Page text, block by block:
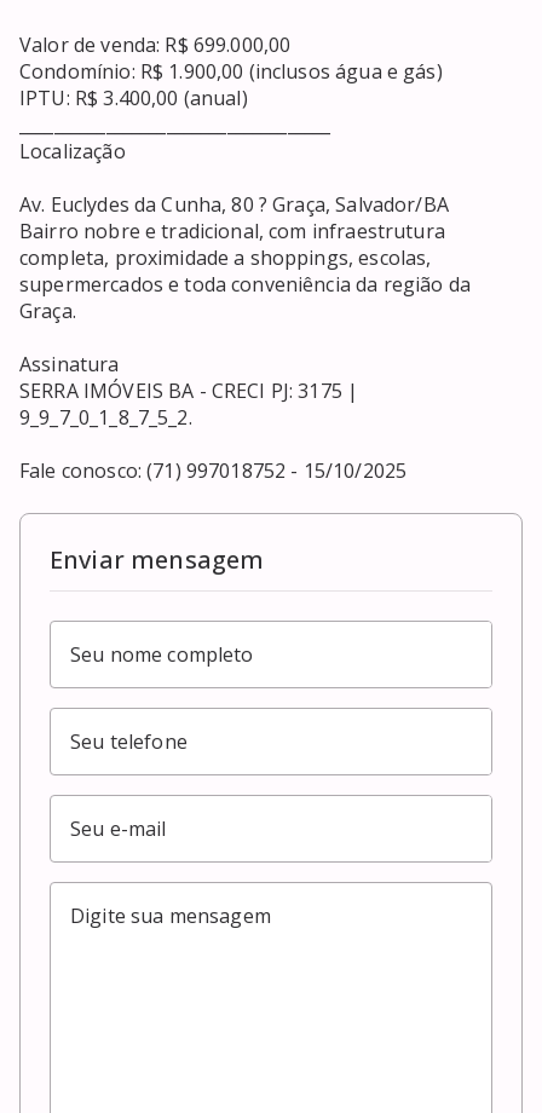
Valor de venda: R$ 699.000,00
Condomínio: R$ 1.900,00 (inclusos água e gás)
IPTU: R$ 3.400,00 (anual)
Localização
Av. Euclydes da Cunha, 80 ? Graça, Salvador/BA
Bairro nobre e tradicional, com infraestrutura
completa, proximidade a shoppings, escolas,
supermercados e toda conveniência da região da
Graça.
Assinatura
SERRA IMÓVEIS BA - CRECI PJ: 3175 |
9_9_7_0_1_8_7_5_2.
Fale conosco: (71) 997018752 - 15/10/2025
Enviar mensagem